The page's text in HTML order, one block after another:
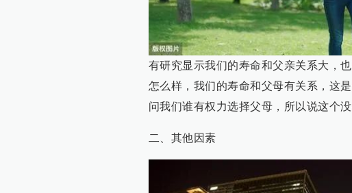
有研究显示我们的寿命和父亲关系大，
怎么样，我们的寿命和父母有关系，这
问我们谁有权力选择父母，所以说这个没
二、其他因素